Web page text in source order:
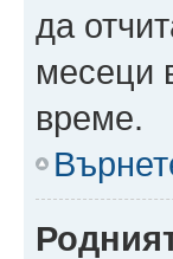
да
месеци
време.